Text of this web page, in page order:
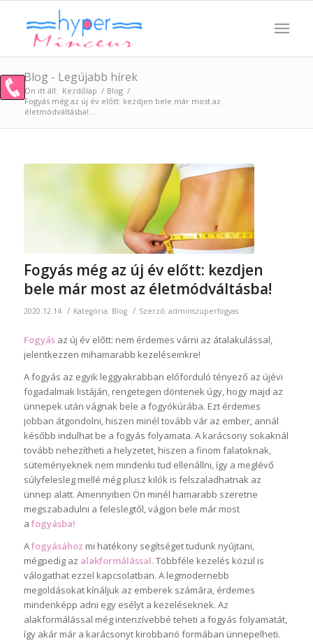
Blog - Legújabb hírek
Ön itt áll: Kezdőlap / Blog /
Fogyás még az új év előtt: kezdjen bele már most az
életmódváltásba!...
Fogyás még az új év előtt: kezdjen
bele már most az életmódváltásba!
2020.12.14. / Kategória: Blog / Szerző: adminszuperfogyas
Fogyásaz új év előtt: nem érdemes várni az átalakulással,
jelentkezzen mihamarabb kezeléseinkre!
A fogyás az egyik leggyakrabban előforduló tényező az újévi
fogadalmak listáján, rengetegen döntenek úgy, hogy majd az
ünnepek után vágnak bele a fogyókúrába. Ezt érdemes
jobban átgondolni, hiszen minél tovább vár az ember, annál
később indulhat be a fogyás folyamata. A karácsony sokaknál
tovább nehezítheti a helyzetet, hiszen a finom falatoknak,
süteményeknek nem mindenki tud ellenállni, így a meglévő
súlyfelesleg mellé még plusz kilók is felszaladhatnak az
ünnep alatt. Amennyiben Ön minél hamarabb szeretne
megszabadulni a feleslegtől, vágjon bele már most
a fogyásba!
Afogyásához mi hatékony segítséget tudunk nyújtani,
mégpedig az alakformálással.Többféle kezelés közül is
válogathat ezzel kapcsolatban. A legmodernebb
megoldásokat kínáljuk az emberek számára, érdemes
mindenképp adni egy esélyt a kezeléseknek. Az
alakformálással még intenzívebbé teheti a fogyás folyamatát,
így akár már a karácsonyt kirobbanó formában ünnepelheti.